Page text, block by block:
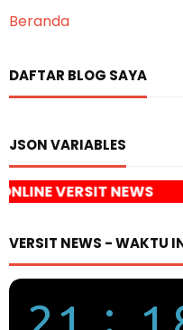
Beranda
DAFTAR BLOG SAYA
JSON VARIABLES
VERSIT NEWS - WAKTU